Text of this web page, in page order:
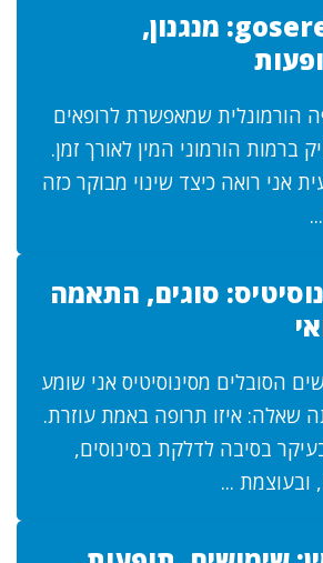
גוסרלין goserelin: מנגנון,
הורמונלית שמאפשרת לרופאים
ברמות הורמוני המין לאורך זמן.
אני רואה כיצד שינוי מבוקר כזה
סוגים, התאמה
הסובלים מסינוסיטיס אני שומע
שאלה: איזו תרופה באמת עוזרת.
בסיבה לדלקת בסינוסים,
ובעוצמת ...